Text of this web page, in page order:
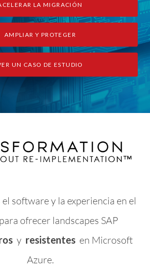
LA MIGRACIÓN
AMPLIAR Y PROTEGER
UN CASO DE ESTUDIO
software y la experiencia en el
ofrecer landscapes SAP
y resistentes en Microsoft
Azure.